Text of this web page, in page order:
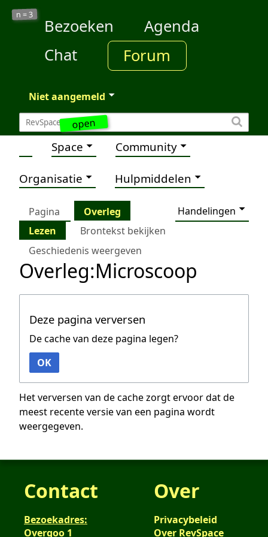
open
n =3
Bezoeken
Agenda
Chat
Forum
Niet aangemeld
Space Community
Organisatie Hulpmiddelen
Pagina Overleg
Handelingen
Lezen
Brontekst bekijken
Geschiedenis weergeven
Overleg:Microscoop
Deze pagina verversen
De cache van deze pagina legen?
OK
Het verversen van de cache zorgt ervoor dat de
meest recente versie van een pagina wordt
weergegeven.
Contact
Bezoekadres:
Overgoo 1
Over
Privacybeleid
Over RevSpace